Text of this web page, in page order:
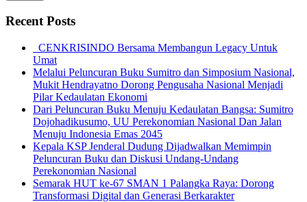
Recent Posts
CENKRISINDO Bersama Membangun Legacy Untuk
Umat
Melalui Peluncuran Buku Sumitro dan Simposium Nasional,
Mukit Hendrayatno Dorong Pengusaha Nasional Menjadi
Pilar Kedaulatan Ekonomi
Dari Peluncuran Buku Menuju Kedaulatan Bangsa: Sumitro
Dojohadikusumo, UU Perekonomian Nasional Dan Jalan
Menuju Indonesia Emas 2045
Kepala KSP Jenderal Dudung Dijadwalkan Memimpin
Peluncuran Buku dan Diskusi Undang-Undang
Perekonomian Nasional
Semarak HUT ke-67 SMAN 1 Palangka Raya: Dorong
Transformasi Digital dan Generasi Berkarakter